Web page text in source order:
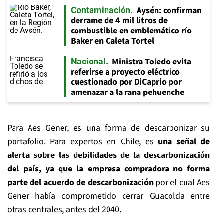
Contaminación
Aysén: confirman
derrame de 4 mil litros de
combustible en emblemático río
Baker en Caleta Tortel
Nacional
Ministra Toledo evita
referirse a proyecto eléctrico
cuestionado por DiCaprio por
amenazar a la rana pehuenche
Para Aes Gener, es una forma de descarbonizar su
portafolio. Para expertos en Chile, es una señal de
alerta sobre las debilidades de la descarbonización
del país, ya que la empresa compradora no forma
parte del acuerdo de descarbonizaciónpor el cual Aes
Gener había comprometido cerrar Guacolda entre
otras centrales, antes del 2040.